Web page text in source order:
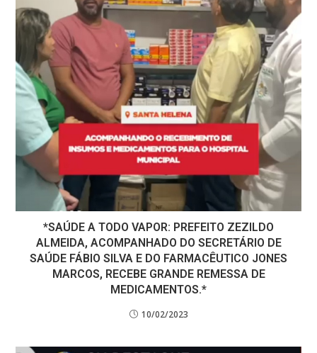
*SAÚDE A TODO VAPOR: PREFEITO ZEZILDO
ALMEIDA, ACOMPANHADO DO SECRETÁRIO DE
SAÚDE FÁBIO SILVA E DO FARMACÊUTICO JONES
MARCOS, RECEBE GRANDE REMESSA DE
MEDICAMENTOS.*
10/02/2023